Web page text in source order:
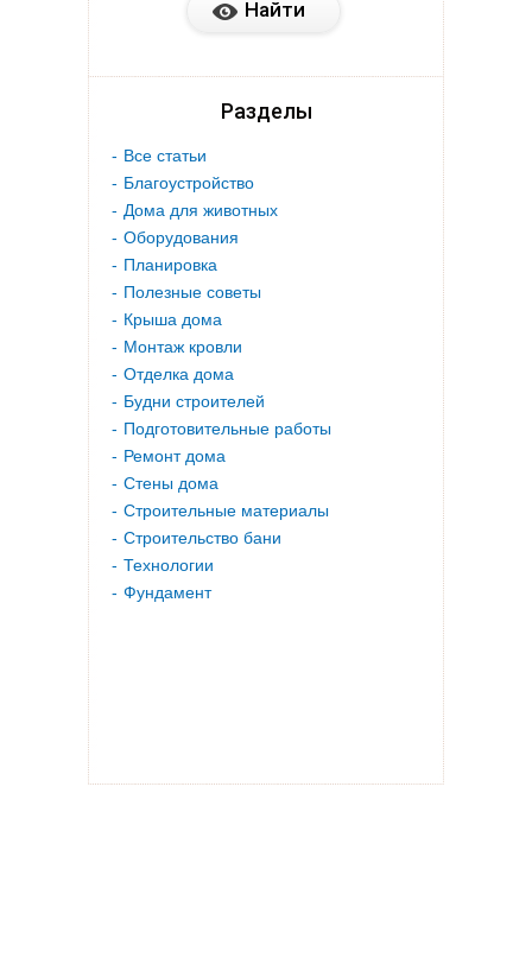
Разделы
Все статьи
Благоустройство
Дома для животных
Оборудования
Планировка
Полезные советы
Крыша дома
Монтаж кровли
Отделка дома
Будни строителей
Подготовительные работы
Ремонт дома
Стены дома
Строительные материалы
Строительство бани
Технологии
Фундамент